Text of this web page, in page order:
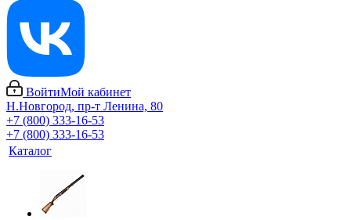
ВойтиМой кабинет
Н.Новгород, пр-т Ленина, 80
+7 (800) 333-16-53
+7 (800) 333-16-53
Каталог